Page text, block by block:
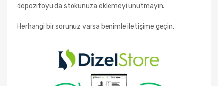
depozitoyu da stokunuza eklemeyi unutmayın.
Herhangi bir sorunuz varsa benimle iletişime geçin.